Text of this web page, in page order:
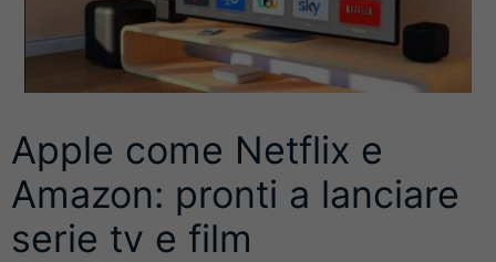
Apple come Netflix e
Amazon: pronti a lanciare
serie tv e film